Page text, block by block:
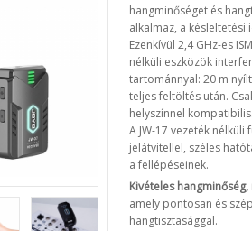
hangminőséget és
alkalmaz, a
Ezenkívül 2,4 GHz-es
nélküli eszközök
tartománnyal: 20 m
teljes feltöltés után.
helyszínnel kompatibilis.
A JW-17 vezeték
jelátvitellel, széles
a fellépéseinek.
Kivételes
amely pontosan és
hangtisztasággal.